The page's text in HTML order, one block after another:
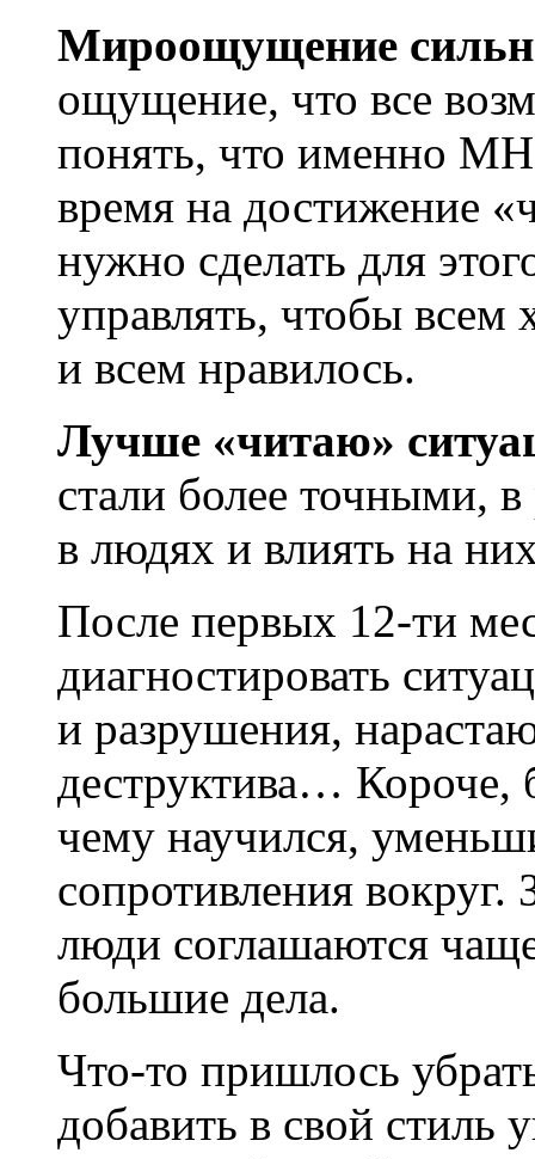
Мироощущение
ощущение, что все
понять, что именно
время на достижение
нужно сделать для
управлять, чтобы всем
и всем нравилось.
Лучше «читаю»
стали более точными,
в людях и влиять на
После первых 12-ти
диагностировать
и разрушения,
деструктива… Короче,
чему научился,
сопротивления
люди соглашаются
большие дела.
Что-то пришлось
добавить в свой стиль